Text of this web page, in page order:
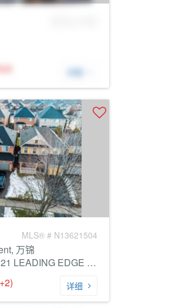
N/A 详细
MLS® # N13621504
万锦
经纪公司: CENTURY 21 LEADING EDGE REALTY INC.
详细